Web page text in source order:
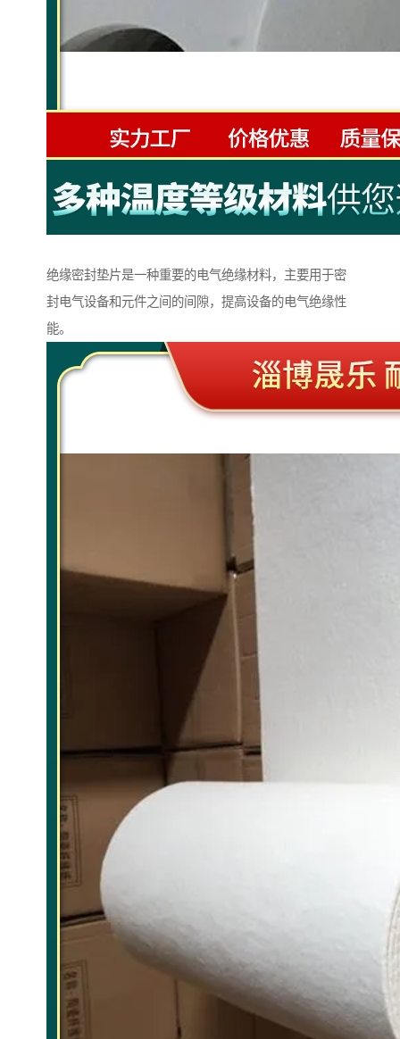
绝缘密封垫片是一种重要的电气绝缘材料，主要用于密
封电气设备和元件之间的间隙，提高设备的电气绝缘性
能。